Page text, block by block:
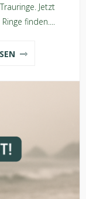
Jetzt
finden....